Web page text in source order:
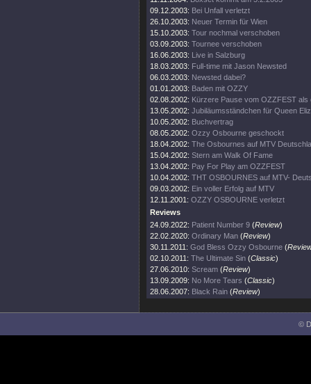
09.12.2003: Bei Unfall verletzt
26.10.2003: Neuer Termin für Wien
15.10.2003: Tour nochmal verschoben
03.09.2003: Tournee verschoben
16.06.2003: Live in Salzburg
18.03.2003: Full-time mit Jason Newsted
06.03.2003: Newsted dabei?
01.01.2003: Baden mit OZZY
02.08.2002: Kürzere Pause vom OZZFEST als
13.05.2002: Jubiläumsständchen für Queen
10.05.2002: Buchvertrag
08.05.2002: Ozzy Osbourne geschockt
18.04.2002: The Osbournes auf MTV
15.04.2002: Stern am Walk Of Fame
13.04.2002: Pay For Play am OZZFEST
10.04.2002: THT OSBOURNES auf MTV-
09.03.2002: Ein voller Erfolg auf MTV
12.11.2001: OZZY OSBOURNE verletzt
Reviews
24.09.2022: Patient Number 9 (Review)
22.02.2020: Ordinary Man (Review)
30.11.2011: God Bless Ozzy Osbourne (
02.10.2011: The Ultimate Sin (Classic)
27.06.2010: Scream (Review)
13.09.2009: No More Tears (Classic)
28.06.2007: Black Rain (Review)
©